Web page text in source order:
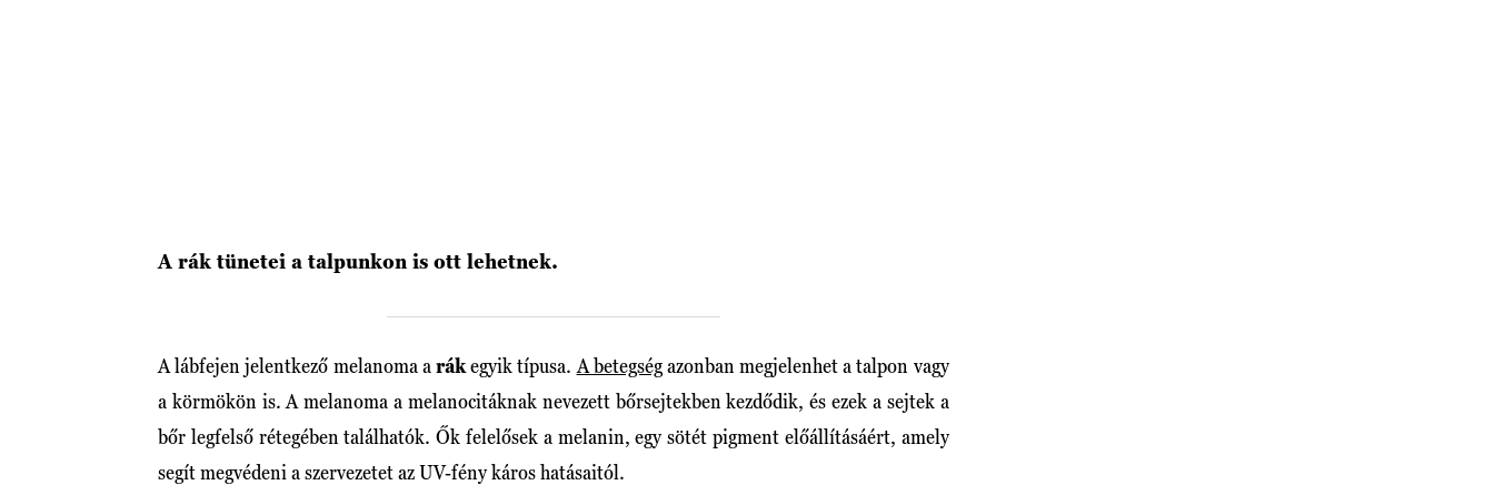
A rák tünetei a talpunkon is ott lehetnek.
A lábfejen jelentkező melanoma a rákegyik típusa. A betegségazonban megjelenhet a talpon vagy
a körmökön is. A melanoma a melanocitáknak nevezett bőrsejtekben kezdődik, és ezek a sejtek a
bőr legfelső rétegében találhatók. Ők felelősek a melanin, egy sötét pigment előállításáért, amely
segít megvédeni a szervezetet az UV-fény káros hatásaitól.